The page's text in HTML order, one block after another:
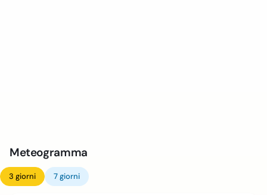
Meteogramma
3 giorni 7 giorni